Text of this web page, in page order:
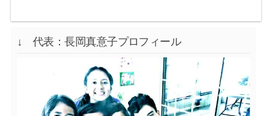
↓ 代表：長岡真意子プロフィール